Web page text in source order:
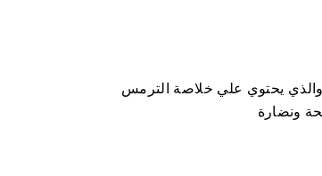
والذي يحتوي علي خلاصة الترمس
ونضارة